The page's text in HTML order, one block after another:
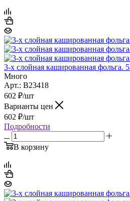
3-х слойная кашированная фольга.
Много
Арт.: B23418
602 ₽/шт
Варианты цен
602 ₽/шт
Подробности
В корзину